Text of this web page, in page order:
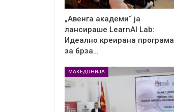
„Авенга академи“ ја
лансираше LearnAI Lab:
Идеално креирана програма
за брза…
МАКЕДОНИЈА